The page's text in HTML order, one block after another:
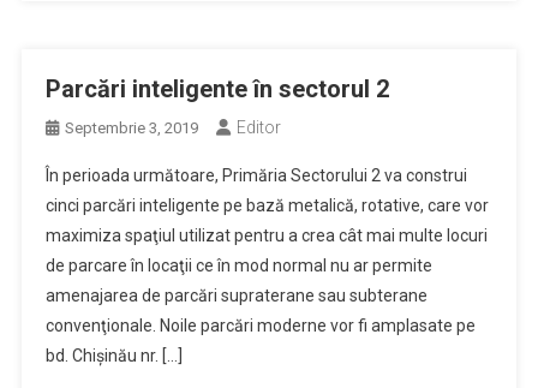
Parcări inteligente în sectorul 2
Septembrie 3, 2019 Editor
În perioada următoare, Primăria Sectorului 2 va construi
cinci parcări inteligente pe bază metalică, rotative, care vor
maximiza spaţiul utilizat pentru a crea cât mai multe locuri
de parcare în locaţii ce în mod normal nu ar permite
amenajarea de parcări supraterane sau subterane
convenţionale. Noile parcări moderne vor fi amplasate pe
bd. Chişinău nr. […]